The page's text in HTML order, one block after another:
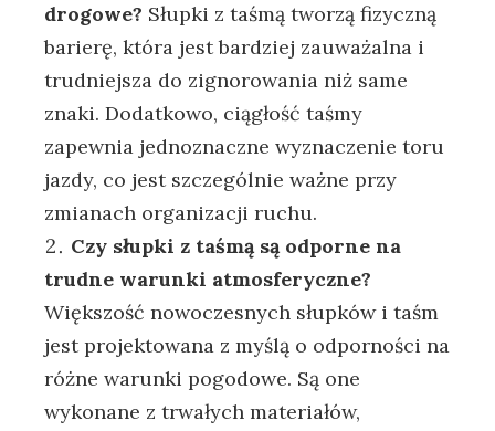
drogowe? Słupki z taśmą tworzą fizyczną
barierę, która jest bardziej zauważalna i
trudniejsza do zignorowania niż same
znaki. Dodatkowo, ciągłość taśmy
zapewnia jednoznaczne wyznaczenie toru
jazdy, co jest szczególnie ważne przy
zmianach organizacji ruchu.
Czy słupki z taśmą są odporne na
trudne warunki atmosferyczne?
Większość nowoczesnych słupków i taśm
jest projektowana z myślą o odporności na
różne warunki pogodowe. Są one
wykonane z trwałych materiałów,